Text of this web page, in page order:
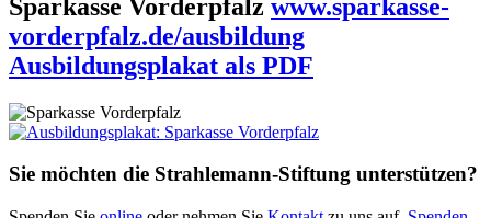
Sparkasse Vorderpfalz www.sparkasse-
vorderpfalz.de/ausbildung
Ausbildungsplakat als PDF
Sie möchten die Strahlemann-Stiftung unterstützen?